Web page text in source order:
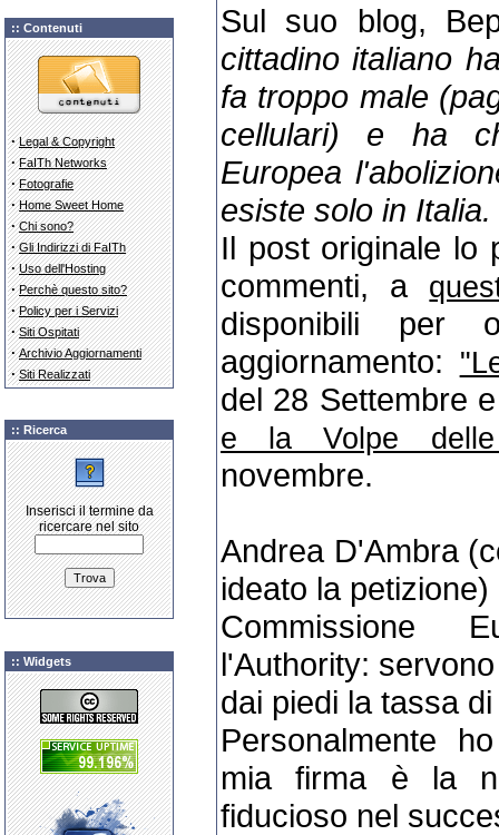
:: Contenuti
· Legal & Copyright
· FaITh Networks
· Fotografie
· Home Sweet Home
· Chi sono?
· Gli Indirizzi di FaITh
· Uso dell'Hosting
· Perchè questo sito?
· Policy per i Servizi
· Siti Ospitati
· Archivio Aggiornamenti
· Siti Realizzati
:: Ricerca
Inserisci il termine da
ricercare nel sito
:: Widgets
Sul suo blog,
cittadino italiano
fa troppo male
cellulari) e ha
Europea
esiste solo in
Il post originale lo
commenti, a
disponibili
aggiornamento:
del 28 Settembre
e la Volpe delle
novembre.
Andrea D'Ambra
ideato la
Commissione
l'Authority:
dai piedi la tassa
Personalmente
mia firma è la
fiducioso nel